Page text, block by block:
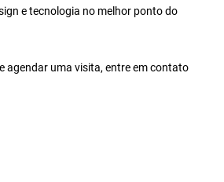
e tecnologia no melhor ponto do
agendar uma visita, entre em contato